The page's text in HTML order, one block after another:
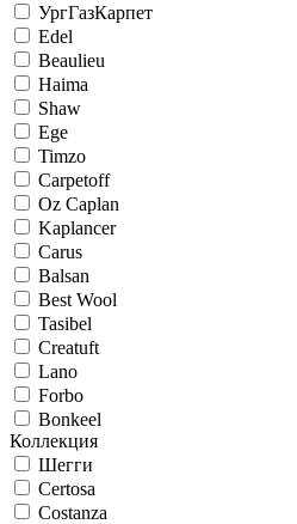
УргГазКарпет
Edel
Beaulieu
Haima
Shaw
Ege
Timzo
Carpetoff
Oz Caplan
Kaplancer
Carus
Balsan
Best Wool
Tasibel
Creatuft
Lano
Forbo
Bonkeel
Коллекция
Шегги
Certosa
Costanza